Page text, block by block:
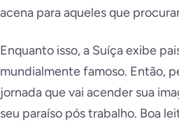
acena para aqueles que
Enquanto isso, a Suíça exibe
mundialmente famoso. Então,
jornada que vai acender sua
seu paraíso pós trabalho. Boa